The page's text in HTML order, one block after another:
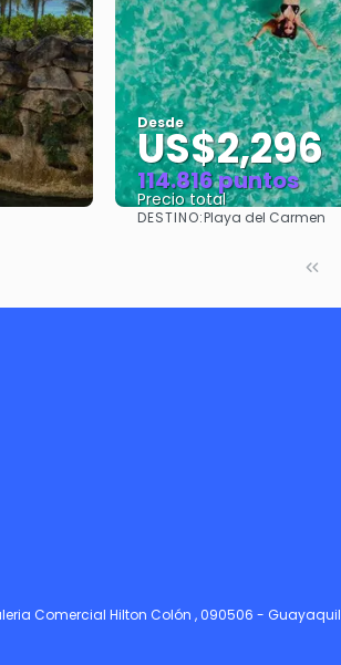
Desde
US$2,296
114.816 puntos
Precio total
Ver
DESTINO:Playa del Carmen
Comercial Hilton Colón , 090506 - Guayaquil